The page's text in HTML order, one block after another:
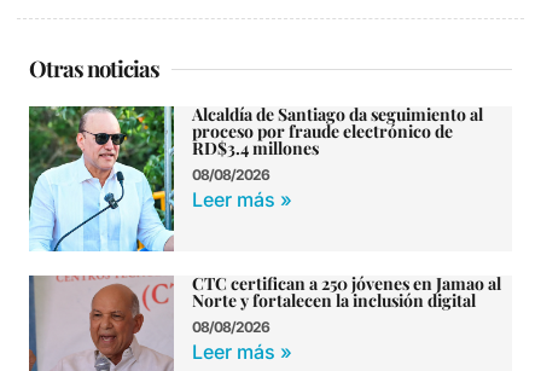
Otras noticias
Alcaldía de Santiago da seguimiento al
proceso por fraude electrónico de
RD$3.4 millones
08/08/2026
Leer más »
CTC certifican a 250 jóvenes en Jamao al
Norte y fortalecen la inclusión digital
08/08/2026
Leer más »